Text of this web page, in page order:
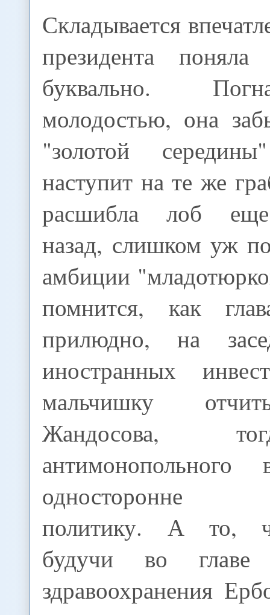
Складывается
президента
буквально.
молодостью, она
"золотой
наступит на те же
расшибла лоб еще
назад, слишком уж
амбиции
помнится, как
прилюдно, на
иностранных
мальчишку
Жандосова,
антимонопольного
односторонне
политику. А то,
будучи во главе
здравоохранения